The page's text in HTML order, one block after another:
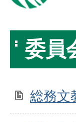
委員
総務文